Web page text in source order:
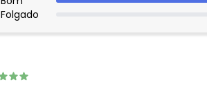
Folgado